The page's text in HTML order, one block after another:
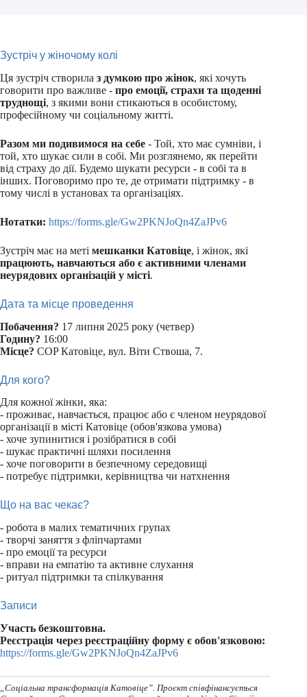
Зустріч у жіночому колі
Ця зустріч створила з думкою про жінок, які хочуть
говорити про важливе - про емоції, страхи та щоденні
труднощі, з якими вони стикаються в особистому,
професійному чи соціальному житті.
Разом ми подивимося на себе - Той, хто має сумніви, і
той, хто шукає сили в собі. Ми розглянемо, як перейти
від страху до дії. Будемо шукати ресурси - в собі та в
інших. Поговоримо про те, де отримати підтримку - в
тому числі в установах та організаціях.
Нотатки: https://forms.gle/Gw2PKNJoQn4ZaJPv6
Зустріч має на меті мешканки Катовіце, і жінок, які
працюють, навчаються або є активними членами
неурядових організацій у місті.
Дата та місце проведення
Побачення? 17 липня 2025 року (четвер)
Годину? 16:00
Місце? COP Катовіце, вул. Віти Ствоша, 7.
Для кого?
Для кожної жінки, яка:
- проживає, навчається, працює або є членом неурядової
організації в місті Катовіце (обов'язкова умова)
- хоче зупинитися і розібратися в собі
- шукає практичні шляхи посилення
- хоче поговорити в безпечному середовищі
- потребує підтримки, керівництва чи натхнення
Що на вас чекає?
- робота в малих тематичних групах
- творчі заняття з фліпчартами
- про емоції та ресурси
- вправи на емпатію та активне слухання
- ритуал підтримки та спілкування
Записи
Участь безкоштовна.
Реєстрація через реєстраційну форму є обов'язковою:
https://forms.gle/Gw2PKNJoQn4ZaJPv6
„Соціальна трансформація Катовіце”. Проєкт співфінансується